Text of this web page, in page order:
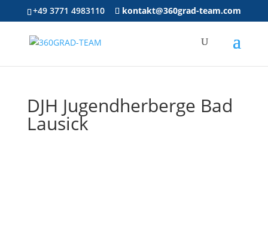
+49 3771 4983110 kontakt@360grad-team.com
DJH Jugendherberge Bad
Lausick